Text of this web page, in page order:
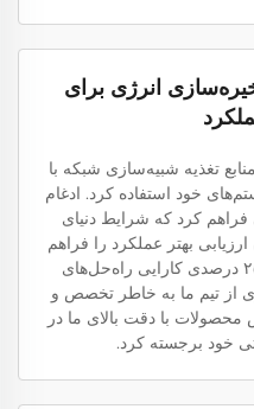
انرژی برای
تغذیه شبیه‌سازی شبکه با
خود استفاده کرد. ادغام
کرد که شرایط دنیای
بهتر عملکرد را فراهم
آورد. این امر منجر به افزایش ۲۵ درصدی کارایی راه‌حل‌های
از تیم ما به خاطر تخصص و
با دقت بالای ما در
خود برجسته کرد.